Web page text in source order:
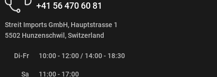
+41 56 470 60 81
Streit Imports GmbH, Hauptstrasse 1
5502 Hunzenschwil, Switzerland
Di-Fr 10:00 - 12:00 / 14:00 - 18:30
Sa 11:00 - 17:00